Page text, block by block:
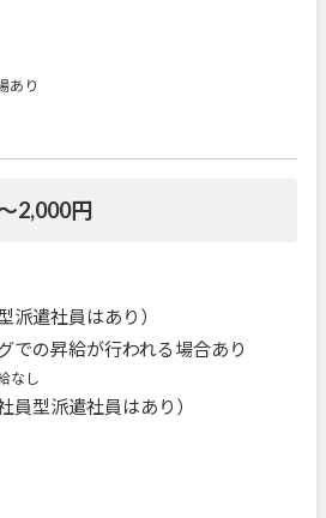
あり
2,000円
派遣社員はあり）
での昇給が行われる場合あり
なし
員型派遣社員はあり）